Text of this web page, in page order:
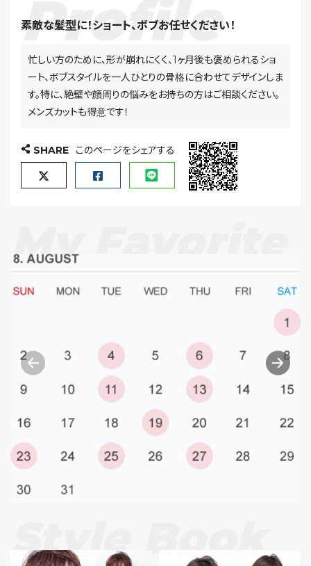
素敵な髪型に！ショート、ボブお任せください！
忙しい方のために、形が崩れにくく、1ヶ月後も褒められるショ
ート、ボブスタイルを一人ひとりの骨格に合わせてデザインしま
す。特に、絶壁や顔周りの悩みをお持ちの方はご相談ください。
メンズカットも得意です！
SHARE このページをシェアする
My Favorite
Style Book